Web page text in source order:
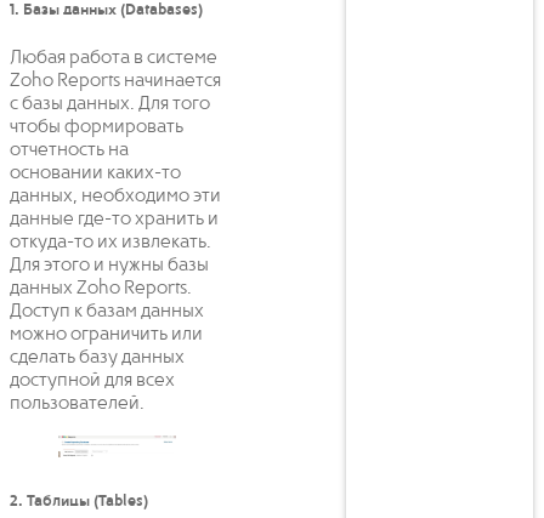
1. Базы данных (Databases)
Любая работа в системе
Zoho Reports начинается
с базы данных. Для того
чтобы формировать
отчетность на
основании каких-то
данных, необходимо эти
данные где-то хранить и
откуда-то их извлекать.
Для этого и нужны базы
данных Zoho Reports.
Доступ к базам данных
можно ограничить или
сделать базу данных
доступной для всех
пользователей.
2. Таблицы (Tables)